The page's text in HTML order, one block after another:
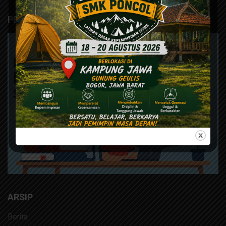
PERPUSTAKAAN DIGITAL
ARSIP
Berita